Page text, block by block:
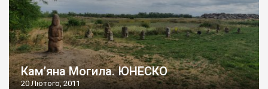
Кам’яна Могила. ЮНЕСКО
20 Лютого, 2011